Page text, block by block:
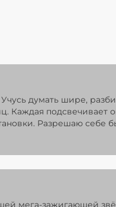
думать шире,
Каждая
Разрешаю себе
мега-зажигающей